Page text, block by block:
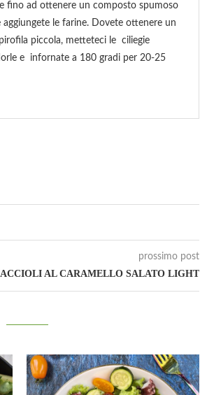
fino ad ottenere un composto spumoso
le farine. Dovete ottenere un
piccola, metteteci le ciliegie
e infornate a 180 gradi per 20-25
prossimo post
AL CARAMELLO SALATO LIGHT